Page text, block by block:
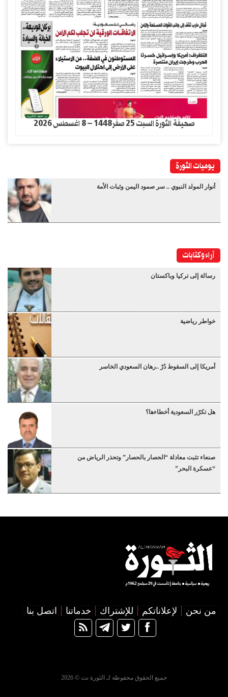
صحيفة الثورة السبت 25 صفر1448 – 8 اغسطس 2026
يوميات الثورة
أنوار المولد النبوي .. سر صمود اليمن وثبات الأمة
آراء وكتابات
رسالة إلى تركيا وباكستان
خواطر رياضية
أمريكا إلى السقوط دُرْ ..رهان السعودي الخاسر
هل تكرّر السعودية أخطاءها؟
صنعاء تثبت معادلة “الحصار بالحصار” وتحذر الرياض من
“عسكرة البحر”
من نحن لإعلاناتكم للإشتراك خدماتنا اتصل بنا
جميع الحقوق محفوظة لـ الثورة نت © 2026